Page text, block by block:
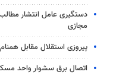
دستگیری عامل انتشار
مجازی
پیروزی استقلال مقابل
اتصال برق سشوار واحد